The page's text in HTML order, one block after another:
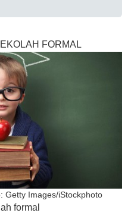
FORMAL
Getty Images/iStockphoto
formal